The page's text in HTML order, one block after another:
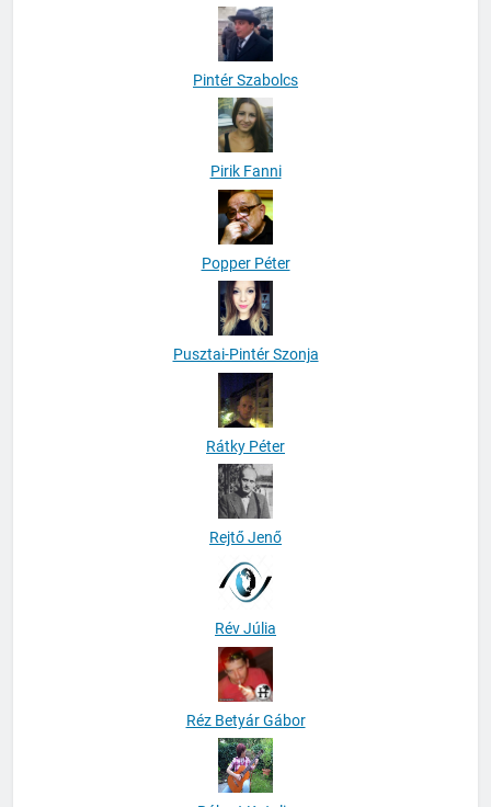
Pintér Szabolcs
Pirik Fanni
Popper Péter
Pusztai-Pintér Szonja
Rátky Péter
Rejtő Jenő
Rév Júlia
Réz Betyár Gábor